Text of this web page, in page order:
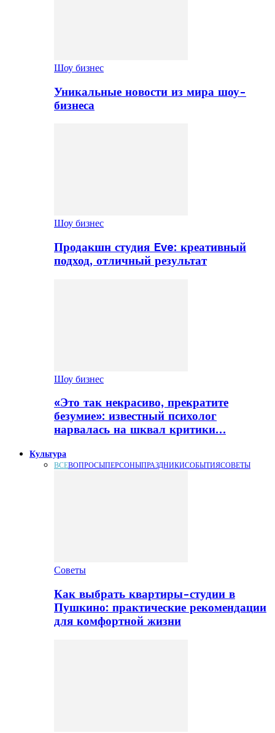
Шоу бизнес
Уникальные новости из мира шоу-
бизнеса
Шоу бизнес
Продакшн студия Eve: креативный
подход, отличный результат
Шоу бизнес
«Это так некрасиво, прекратите
безумие»: известный психолог
нарвалась на шквал критики…
Культура
ВСЕВОПРОСЫПЕРСОНЫПРАЗДНИКИСОБЫТИЯСОВЕТЫ
Советы
Как выбрать квартиры-студии в
Пушкино: практические рекомендации
для комфортной жизни